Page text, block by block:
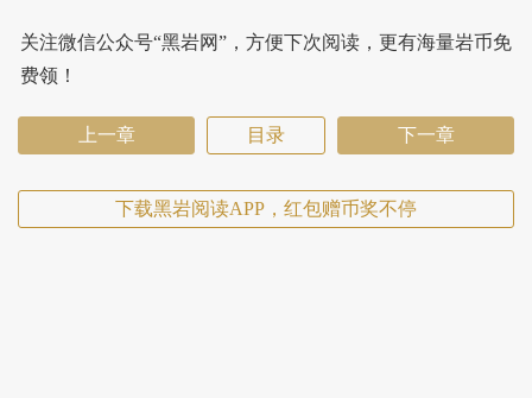
关注微信公众号“黑岩网”，方便下次阅读，更有海量岩币免
费领！
上一章 目录 下一章
下载黑岩阅读APP，红包赠币奖不停